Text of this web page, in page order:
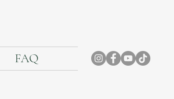
FAQ